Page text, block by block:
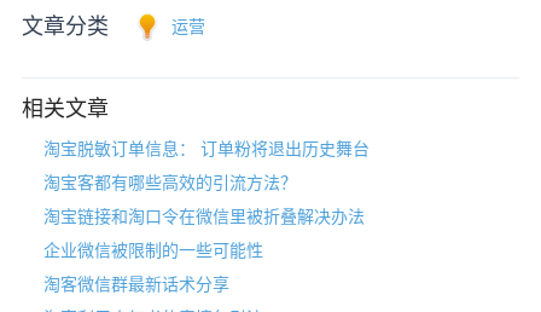
文章分类 运营
相关文章
淘宝脱敏订单信息： 订单粉将退出历史舞台
淘宝客都有哪些高效的引流方法？
淘宝链接和淘口令在微信里被折叠解决办法
企业微信被限制的一些可能性
淘客微信群最新话术分享